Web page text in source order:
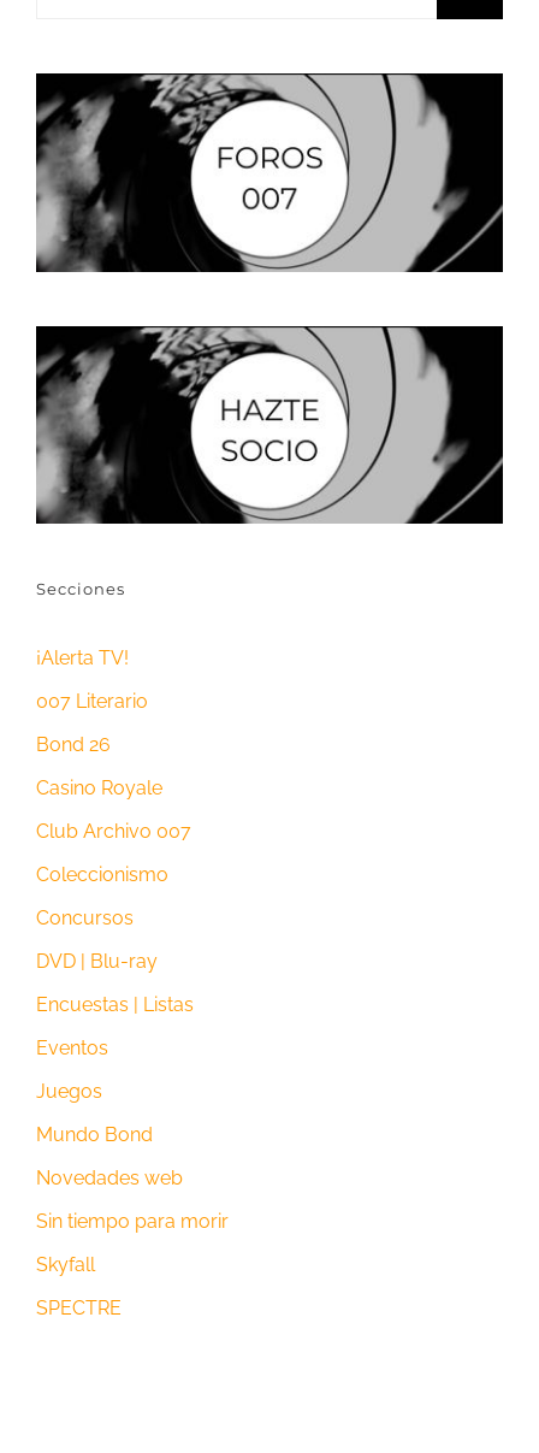
Secciones
¡Alerta TV!
007 Literario
Bond 26
Casino Royale
Club Archivo 007
Coleccionismo
Concursos
DVD | Blu-ray
Encuestas | Listas
Eventos
Juegos
Mundo Bond
Novedades web
Sin tiempo para morir
Skyfall
SPECTRE